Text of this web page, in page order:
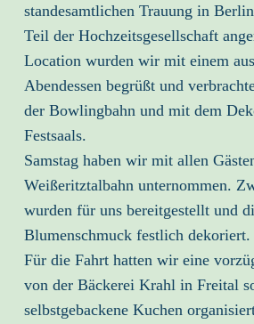
standesamtlichen Trauung in
Teil der Hochzeitsgesellschaft
Location wurden wir mit einem
Abendessen begrüßt und
der Bowlingbahn und mit dem
Festsaals.
Samstag haben wir mit allen
Weißeritztalbahn unternommen.
wurden für uns bereitgestellt und
Blumenschmuck festlich dekoriert.
Für die Fahrt hatten wir eine
von der Bäckerei Krahl in Freital
selbstgebackene Kuchen